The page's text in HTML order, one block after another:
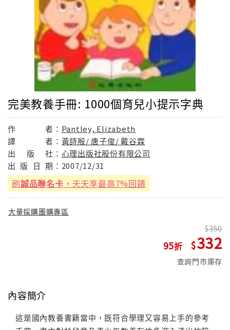
完美教養手冊: 1000個育兒小提示字典
作 者： Pantley, Elizabeth
譯
者： 黃詩殷/ 唐子俊/ 戴谷霖
出
版 社： 心理出版社股份有限公司
出 版 日 期： 2007/12/31
刷誠品聯名卡 ，天天享最高7%回饋
大量採購團購專區
95
350
332
查詢門市庫存
內容簡介
這是國內教養書籍當中，既符合學理又容易上手的參考